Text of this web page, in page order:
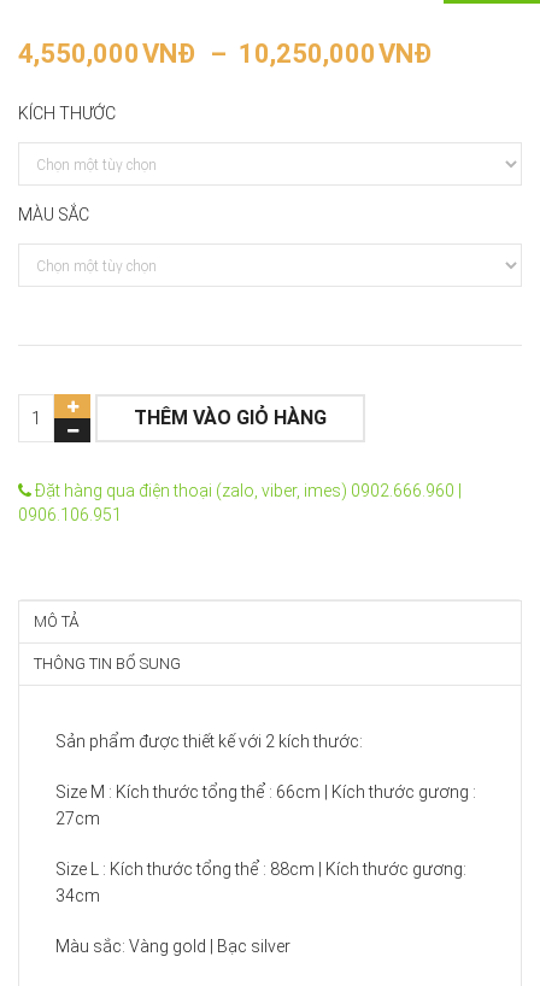
GƯƠNG TRANG ĐIỂM INOX
GƯƠNG TRANG ĐIỂM GỖ
GƯƠNG CẦM TAY
4,550,000VNĐ – 10,250,000VNĐ
KÍCH THƯỚC
MÀU SẮC
THÊM VÀO GIỎ HÀNG
Đặt hàng qua điện thoại (zalo, viber, imes) 0902.666.960 |
0906.106.951
MÔ TẢ
THÔNG TIN BỔ SUNG
Sản phẩm được thiết kế với 2 kích thước:
Size M : Kích thước tổng thể : 66cm | Kích thước gương :
27cm
Size L : Kích thước tổng thể : 88cm | Kích thước gương:
34cm
Màu sắc: Vàng gold | Bạc silver